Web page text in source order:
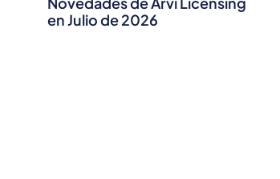
en Julio de 2026